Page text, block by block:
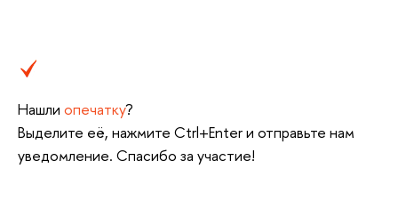
Нашли опечатку?
ыделите её, нажмите Ctrl+Enter и отправьте нам
уведомление. Спасибо за участие!